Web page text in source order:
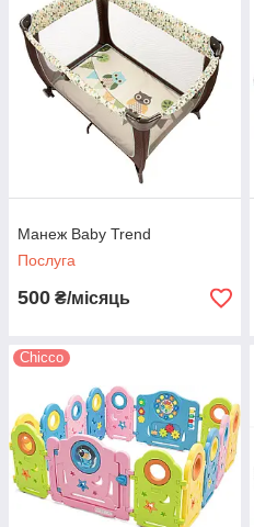
Манеж Baby Trend
Послуга
500 ₴/місяць
Chicco